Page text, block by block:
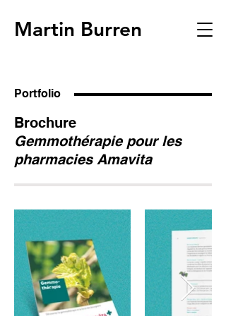
Martin Burren
Portfolio
Brochure
Gemmothérapie pour les
pharmacies Amavita